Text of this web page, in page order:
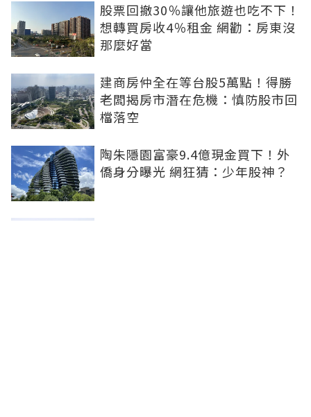
股票回撤30％讓他旅遊也吃不下！
想轉買房收4％租金 網勸：房東沒
那麼好當
建商房仲全在等台股5萬點！得勝
老闆揭房市潛在危機：慎防股市回
檔落空
陶朱隱園富豪9.4億現金買下！外
僑身分曝光 網狂猜：少年股神？